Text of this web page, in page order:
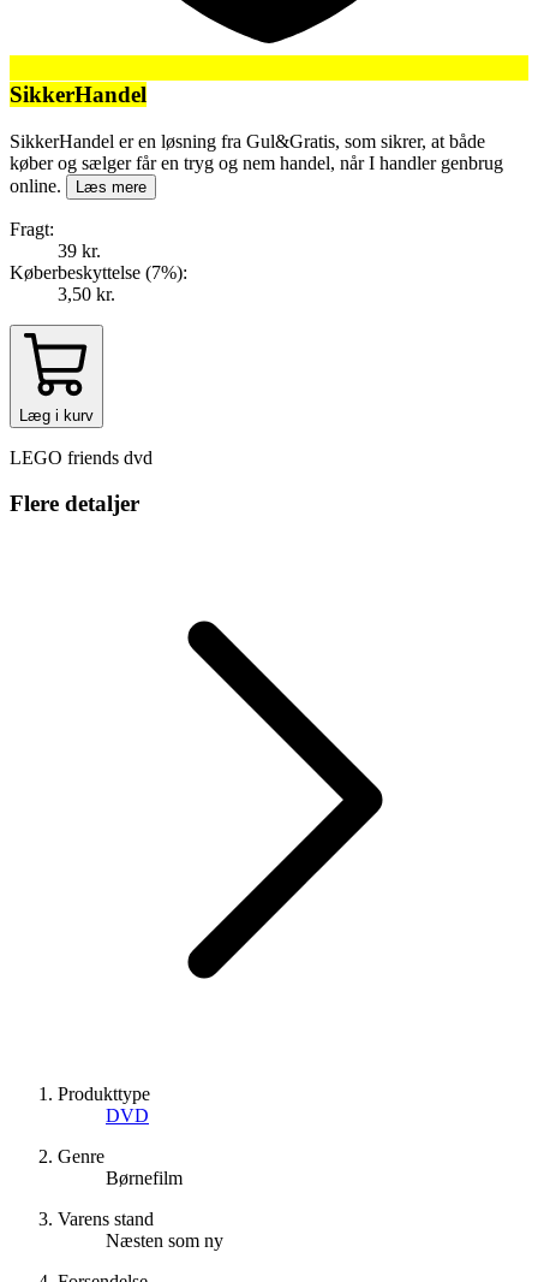
SikkerHandel
SikkerHandel er en løsning fra Gul&Gratis, som sikrer, at både
køber og sælger får en tryg og nem handel, når I handler genbrug
online.
Læs mere
Fragt:
39 kr.
Køberbeskyttelse (7%):
3,50 kr.
Læg i kurv
LEGO friends dvd
Flere detaljer
Produkttype
DVD
Genre
Børnefilm
Varens stand
Næsten som ny